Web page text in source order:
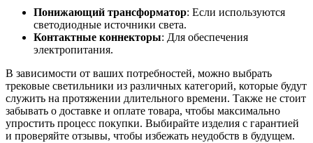
Понижающий трансформатор: Если используются
светодиодные источники света.
Контактные коннекторы: Для обеспечения
электропитания.
В зависимости от ваших потребностей, можно выбрать
трековые светильники из различных категорий, которые будут
служить на протяжении длительного времени. Также не стоит
забывать о доставке и оплате товара, чтобы максимально
упростить процесс покупки. Выбирайте изделия с гарантией
и проверяйте отзывы, чтобы избежать неудобств в будущем.